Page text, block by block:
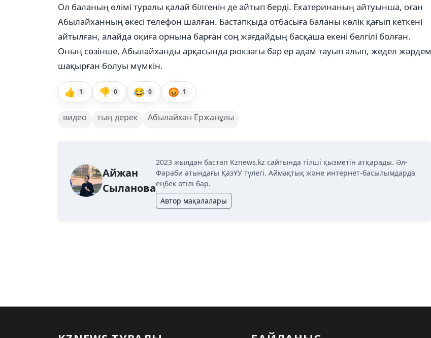
Ол баланың өлімі туралы қалай білгенін де айтып берді. Екатеринаның айтуынша, оған
Абылайханның әкесі телефон шалған. Бастапқыда отбасыға баланы көлік қағып кеткені
айтылған, алайда оқиға орнына барған соң жағдайдың басқаша екені белгілі болған.
Оның сөзінше, Абылайханды арқасында рюкзагы бар ер адам тауып алып, жедел жәрдем
шақырған болуы мүмкін.
👍 1 👎 0 😂 0 😡 1
видео тың дерек Абылайхан Ержанұлы
Айжан
Сыланова
2023 жылдан бастап Kznews.kz сайтында тілші қызметін атқарады. Әл-
Фараби атындағы ҚазҰУ түлегі. Аймақтық және интернет-басылымдарда
еңбек өтілі бар.
Автор мақалалары